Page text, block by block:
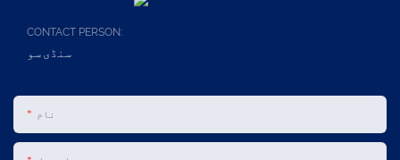
CONTACT PERSON:
سنڈی سو
نام